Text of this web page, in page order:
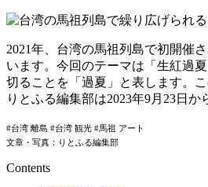
2021年、台湾の馬祖列島で初開催
います。今回のテーマは「生紅過
切ることを「過夏」と表します。
りとふる編集部は2023年9月23日
#台湾 離島 #台湾 観光 #馬祖 アート
文章・写真：りとふる編集部
Contents